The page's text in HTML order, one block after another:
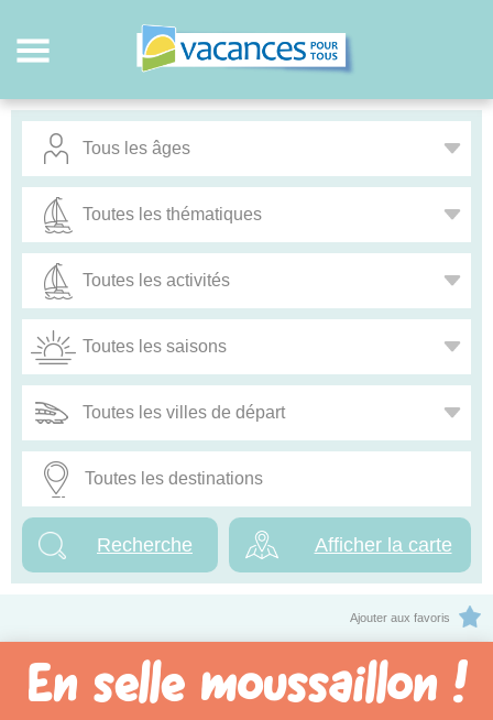
Afficher la carte
Ajouter aux favoris
En selle moussaillon !